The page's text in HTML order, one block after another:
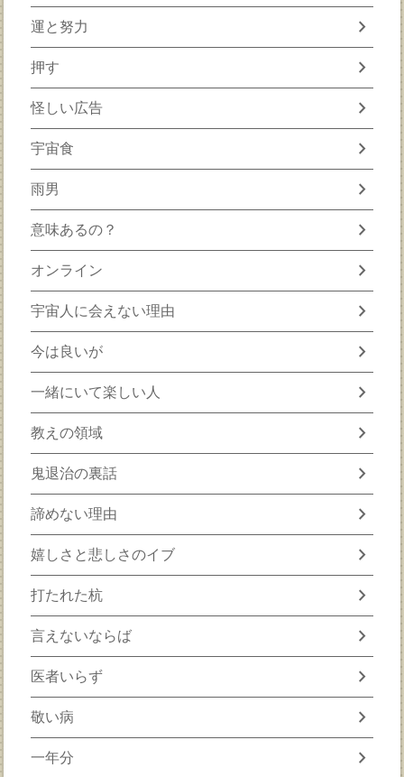
運と努力 chevron_right
押す chevron_right
怪しい広告 chevron_right
宇宙食 chevron_right
雨男 chevron_right
意味あるの？ chevron_right
オンライン chevron_right
宇宙人に会えない理由 chevron_right
今は良いが chevron_right
一緒にいて楽しい人 chevron_right
教えの領域 chevron_right
鬼退治の裏話 chevron_right
諦めない理由 chevron_right
嬉しさと悲しさのイブ chevron_right
打たれた杭 chevron_right
言えないならば chevron_right
医者いらず chevron_right
敬い病 chevron_right
一年分 chevron_right